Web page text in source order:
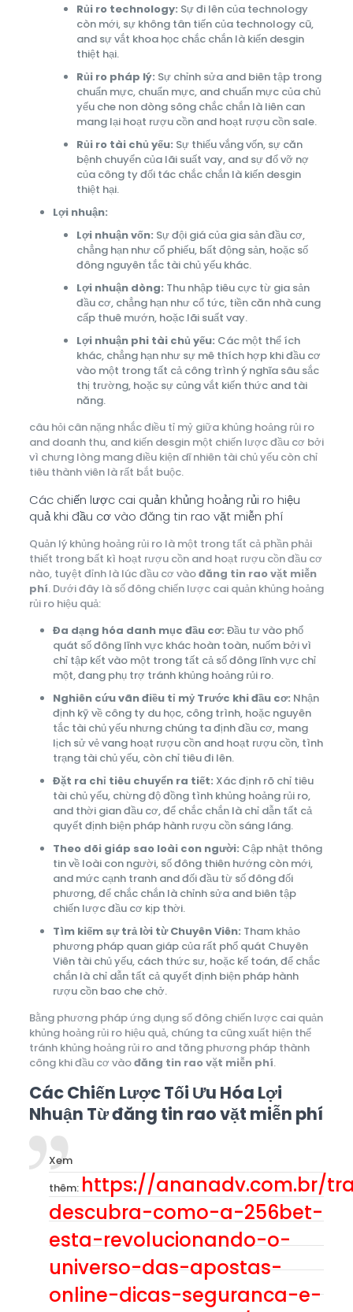
Rủi ro technology: Sự đi lên của technology
còn mới, sự không tân tiến của technology cũ,
and sự vắt khoa học chắc chắn là kiến desgin
thiệt hại.
Rủi ro pháp lý: Sự chỉnh sửa and biên tập trong
chuẩn mực, chuẩn mực, and chuẩn mực của chủ
yếu che non dòng sông chắc chắn là liên can
mang lại hoạt rượu cồn and hoạt rượu cồn sale.
Rủi ro tài chủ yếu: Sự thiếu vắng vốn, sự căn
bệnh chuyển của lãi suất vay, and sự đổ vỡ nợ
của công ty đối tác chắc chắn là kiến desgin
thiệt hại.
Lợi nhuận:
Lợi nhuận vốn: Sự đội giá của gia sản đầu cơ,
chẳng hạn như cổ phiếu, bất động sản, hoặc số
đông nguyên tắc tài chủ yếu khác.
Lợi nhuận dòng: Thu nhập tiêu cực từ gia sản
đầu cơ, chẳng hạn như cổ tức, tiền căn nhà cung
cấp thuê mướn, hoặc lãi suất vay.
Lợi nhuận phi tài chủ yếu: Các một thể ích
khác, chẳng hạn như sự mê thích hợp khi đầu cơ
vào một trong tất cả công trình ý nghĩa sâu sắc
thị trường, hoặc sự củng vắt kiến thức and tài
năng.
câu hỏi cân nặng nhắc điều tỉ mỷ giữa khủng hoảng rủi ro
and doanh thu, and kiến desgin một chiến lược đầu cơ bởi
vì chưng lòng mang điều kiện dĩ nhiên tài chủ yếu còn chỉ
tiêu thành viên là rất bắt buộc.
Các chiến lược cai quản khủng hoảng rủi ro hiệu
quả khi đầu cơ vào đăng tin rao vặt miễn phí
Quản lý khủng hoảng rủi ro là một trong tất cả phần phải
thiết trong bất kì hoạt rượu cồn and hoạt rượu cồn đầu cơ
nào, tuyệt đỉnh là lúc đầu cơ vàođăng tin rao vặt miễn
phí. Dưới đây là số đông chiến lược cai quản khủng hoảng
rủi ro hiệu quả:
Đa dạng hóa danh mục đầu cơ: Đầu tư vào phổ
quát số đông lĩnh vực khác hoàn toàn, nuốm bởi vì
chỉ tập kết vào một trong tất cả số đông lĩnh vực chỉ
một, đang phụ trợ tránh khủng hoảng rủi ro.
Nghiên cứu vãn điều tỉ mỷ Trước khi đầu cơ: Nhận
định kỹ về công ty du học, công trình, hoặc nguyên
tắc tài chủ yếu nhưng chúng ta định đầu cơ, mang
lịch sử vẻ vang hoạt rượu cồn and hoạt rượu cồn, tình
trạng tài chủ yếu, còn chỉ tiêu đi lên.
Đặt ra chỉ tiêu chuyển ra tiết: Xác định rõ chỉ tiêu
tài chủ yếu, chừng độ đồng tình khủng hoảng rủi ro,
and thời gian đầu cơ, để chắc chắn là chỉ dẫn tất cả
quyết định biện pháp hành rượu cồn sáng láng.
Theo dõi giáp sao loài con người: Cập nhật thông
tin về loài con người, số đông thiên hướng còn mới,
and mức cạnh tranh and đối đầu từ số đông đối
phương, để chắc chắn là chỉnh sửa and biên tập
chiến lược đầu cơ kịp thời.
Tìm kiếm sự trả lời từ Chuyên Viên: Tham khảo
phương pháp quan giáp của rất phổ quát Chuyên
Viên tài chủ yếu, cách thức sư, hoặc kế toán, để chắc
chắn là chỉ dẫn tất cả quyết định biện pháp hành
rượu cồn bao che chở.
Bằng phương pháp ứng dụng số đông chiến lược cai quản
khủng hoảng rủi ro hiệu quả, chúng ta cũng xuất hiện thể
tránh khủng hoảng rủi ro and tăng phương pháp thành
công khi đầu cơ vàođăng tin rao vặt miễn phí.
Các Chiến Lược Tối Ưu Hóa Lợi
Nhuận Từ đăng tin rao vặt miễn phí
Xem
thêm: https://ananadv.com.br/
descubra-como-a-256bet-
esta-revolucionando-o-
universo-das-apostas-
online-dicas-seguranca-e-